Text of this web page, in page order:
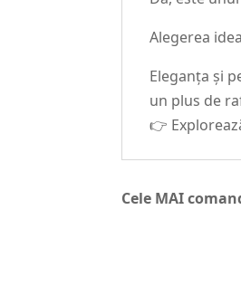
Alegerea
Eleganța și
un plus de
👉
Cele MAI